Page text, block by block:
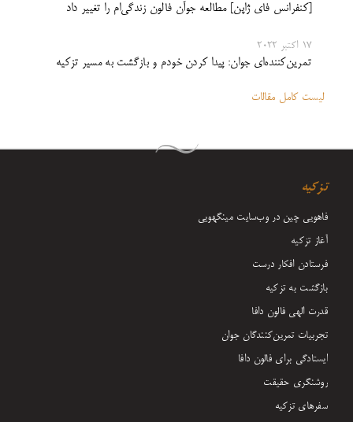
[کنفرانس فای ژاپن] مطالعه جوآن فالون زندگی‌ام را تغییر داد
17 اکتبر 2022
تمرین‌کننده‌ای جوان: پیدا کردن خودم و بازگشت به مسیر تزکیه
لیست کامل مقالات
تزکیه
فاهویی چین در وب‌سایت مینگهویی
آغاز تزکیه
فرستادن افکار درست
بازگشت به تزکیه
قدرت الهی فالون دافا
تجربیات تمرین‌کنندگان جوان
ایستادگی برای فالون دافا
روشنگری حقیقت
سفرهای تزکیه